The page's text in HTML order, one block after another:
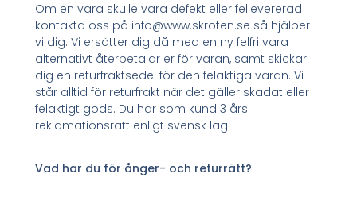
Om en vara skulle vara defekt eller fellevererad
kontakta oss på info@www.skroten.se så hjälper
vi dig. Vi ersätter dig då med en ny felfri vara
alternativt återbetalar er för varan, samt skickar
dig en returfraktsedel för den felaktiga varan. Vi
står alltid för returfrakt när det gäller skadat eller
felaktigt gods. Du har som kund 3 års
reklamationsrätt enligt svensk lag.
Vad har du för ånger- och returrätt?